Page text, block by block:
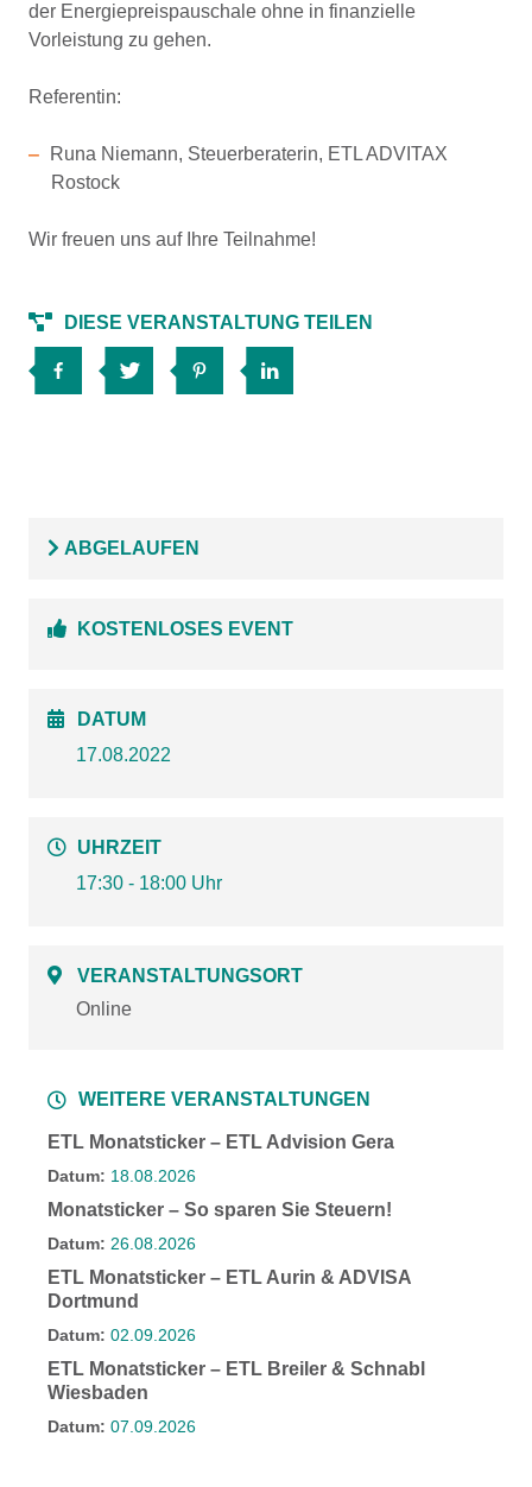
der Energiepreispauschale ohne in finanzielle
Vorleistung zu gehen.
Referentin:
Runa Niemann, Steuerberaterin, ETL ADVITAX
Rostock
Wir freuen uns auf Ihre Teilnahme!
DIESE VERANSTALTUNG TEILEN
ABGELAUFEN
KOSTENLOSES EVENT
DATUM
17.08.2022
UHRZEIT
17:30 - 18:00 Uhr
VERANSTALTUNGSORT
Online
WEITERE VERANSTALTUNGEN
ETL Monatsticker – ETL Advision Gera
Datum: 18.08.2026
Monatsticker – So sparen Sie Steuern!
Datum: 26.08.2026
ETL Monatsticker – ETL Aurin & ADVISA
Dortmund
Datum: 02.09.2026
ETL Monatsticker – ETL Breiler & Schnabl
Wiesbaden
Datum: 07.09.2026